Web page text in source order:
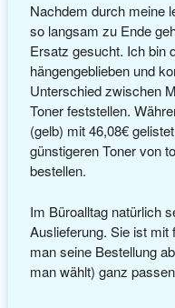
Nachdem durch meine
so langsam zu Ende
Ersatz gesucht. Ich bin
hängengeblieben und
Unterschied zwischen
Toner feststellen.
(gelb) mit 46,08€
günstigeren Toner von
bestellen.
Im Büroalltag natürlich
Auslieferung. Sie ist mit
man seine Bestellung
man wählt) ganz